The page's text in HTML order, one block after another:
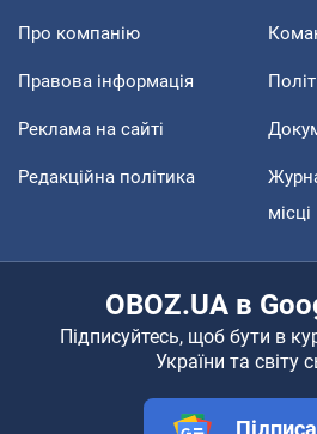
Про компанію
Правова інформація
Реклама на сайті
Редакційна політика
OBOZ.UA в
Підписуйтесь, щоб бути в
України та світу